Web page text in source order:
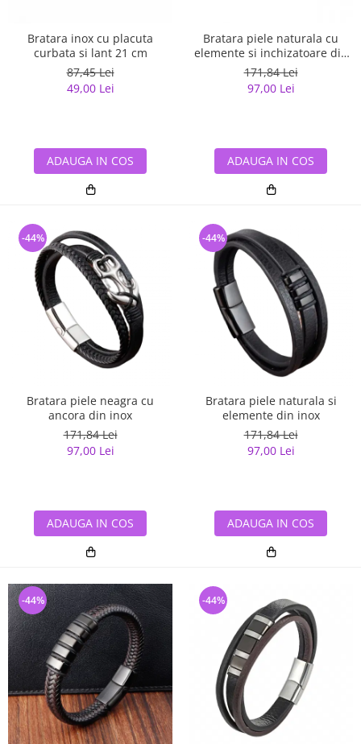
Bratara inox cu placuta
curbata si lant 21 cm
87,45 Lei
49,00 Lei
ADAUGA IN COS
Bratara piele naturala cu
elemente si inchizatoare din
inox
171,84 Lei
97,00 Lei
ADAUGA IN COS
Bratara piele neagra cu
ancora din inox
171,84 Lei
97,00 Lei
-44%
ADAUGA IN COS
Bratara piele naturala si
elemente din inox
171,84 Lei
97,00 Lei
-44%
ADAUGA IN COS
-44% -44%